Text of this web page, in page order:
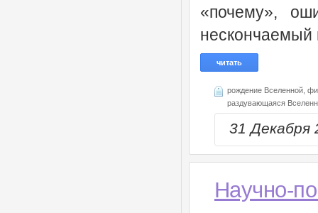
«почему»,
нескончаемый
читать
рождение Вселенной,
раздувающаяся
31
Научно-